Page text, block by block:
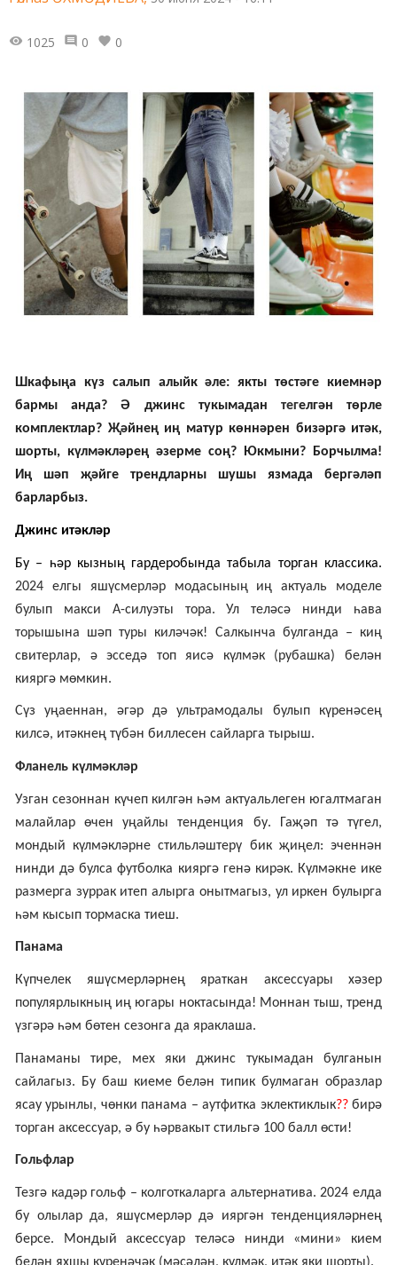
1025 0 0
Шкафыңа күз салып алыйк әле: якты төстәге киемнәр
бармы анда? Ә джинс тукымадан тегелгән төрле
комплектлар? Җәйнең иң матур көннәрен бизәргә итәк,
шорты, күлмәкләрең әзерме соң? Юкмыни? Борчылма!
Иң шәп җәйге трендларны шушы язмада бергәләп
барларбыз.
Джинс итәкләр
Бу – һәр кызның гардеробында табыла торган классика.
2024 елгы яшүсмерләр модасының иң актуаль моделе
булып макси А-силуэты тора. Ул теләсә нинди һава
торышына шәп туры киләчәк! Салкынча булганда – киң
свитерлар, ә эсседә топ яисә күлмәк (рубашка) белән
кияргә мөмкин.
Сүз уңаеннан, әгәр дә ультрамодалы булып күренәсең
килсә, итәкнең түбән биллесен сайларга тырыш.
Фланель күлмәкләр
Узган сезоннан күчеп килгән һәм актуальлеген югалтмаган
малайлар өчен уңайлы тенденция бу. Гаҗәп тә түгел,
мондый күлмәкләрне стильләштерү бик җиңел: эченнән
нинди дә булса футболка кияргә генә кирәк. Күлмәкне ике
размерга зуррак итеп алырга онытмагыз, ул иркен булырга
һәм кысып тормаска тиеш.
Панама
Күпчелек яшүсмерләрнең яраткан аксессуары хәзер
популярлыкның иң югары ноктасында! Моннан тыш, тренд
үзгәрә һәм бөтен сезонга да яраклаша.
Панаманы тире, мех яки джинс тукымадан булганын
сайлагыз. Бу баш киеме белән типик булмаган образлар
ясау урынлы, чөнки панама – аутфитка эклектиклык??бирә
торган аксессуар, ә бу һәрвакыт стильгә 100 балл өсти!
Гольфлар
Тезгә кадәр гольф – колготкаларга альтернатива. 2024 елда
бу олылар да, яшүсмерләр дә ияргән тенденцияләрнең
берсе. Мондый аксессуар теләсә нинди «мини» кием